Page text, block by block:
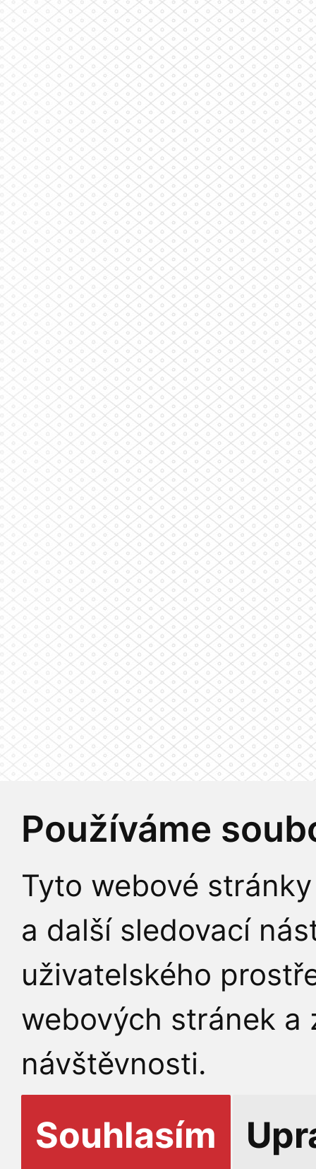
Používáme
Tyto webové
a další sledovací
uživatelského
webových stránek a
návštěvnosti.
Souhlasím